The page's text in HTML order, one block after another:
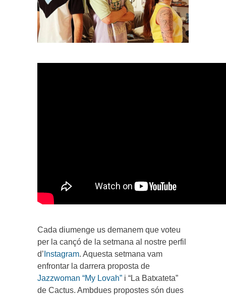
Cada diumenge us demanem que voteu
per la cançó de la setmana al nostre perfil
d’ Instagram. Aquesta setmana vam
enfrontar la darrera proposta de
Jazzwoman “My Lovah” i “La Batxateta”
de Cactus. Ambdues propostes són dues